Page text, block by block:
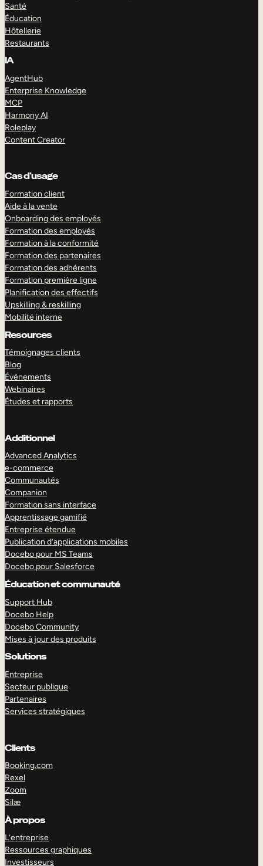
Santé
Éducation
Hôtellerie
Restaurants
IA
AgentHub
Enterprise Knowledge
MCP
Harmony AI
Roleplay
Content Creator
Cas d’usage
Formation client
Aide à la vente
Onboarding des employés
Formation des employés
Formation à la conformité
Formation des partenaires
Formation des adhérents
Formation première ligne
Planification des effectifs
Upskilling & reskilling
Mobilité interne
Resources
Témoignages clients
Blog
Événements
Webinaires
Études et rapports
Additionnel
Advanced Analytics
e-commerce
Communautés
Companion
Formation sans interface
Apprentissage gamifié
Entreprise étendue
Publication d’applications mobiles
Docebo pour MS Teams
Docebo pour Salesforce
Éducation et communauté
Support Hub
Docebo Help
Docebo Community
Mises à jour des produits
Solutions
Entreprise
Secteur publique
Partenaires
Services stratégiques
Clients
Booking.com
Rexel
Zoom
Silæ
À propos
L’entreprise
Ressources graphiques
Investisseurs